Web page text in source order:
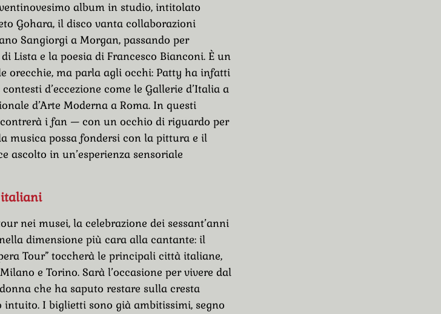
album in studio, intitolato
Gohara, il disco vanta collaborazioni
Sangiorgi a Morgan, passando per
Lista e la poesia di Francesco Bianconi. È un
orecchie, ma parla agli occhi: Patty ha infatti
d’eccezione come le Gallerie d’Italia a
d’Arte Moderna a Roma. In questi
i fan — con un occhio di riguardo per
musica possa fondersi con la pittura e il
ascolto in un’esperienza sensoriale
nei musei, la celebrazione dei sessant’anni
dimensione più cara alla cantante: il
Tour” toccherà le principali città italiane,
e Torino. Sarà l’occasione per vivere dal
che ha saputo restare sulla cresta
intuito. I biglietti sono già ambitissimi, segno